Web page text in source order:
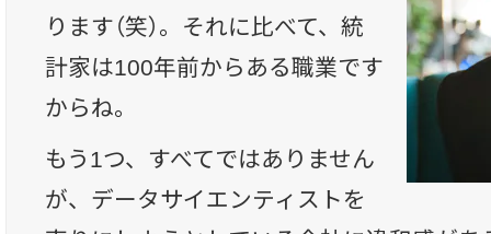
ります（笑）。それに比べて、統
計家は100年前からある職業です
からね。
もう1つ、すべてではありません
が、データサイエンティストを